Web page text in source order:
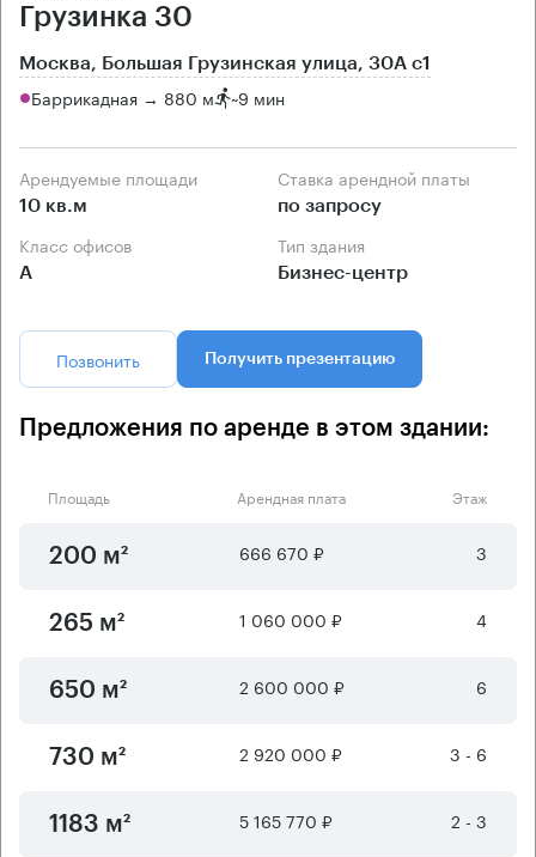
Грузинка 30
Москва, Большая Грузинская улица, 30А с1
Баррикадная → 880 м ~9 мин
Арендуемые площади
10 кв.м
Ставка арендной платы
по запросу
Класс офисов
А
Тип здания
Бизнес-центр
Позвонить Получить презентацию
Предложения по аренде в этом здании:
Площадь Арендная плата Этаж
200 м² 666 670 ₽ 3
265 м² 1 060 000 ₽ 4
650 м² 2 600 000 ₽ 6
730 м² 2 920 000 ₽ 3 - 6
1183 м² 5 165 770 ₽ 2 - 3